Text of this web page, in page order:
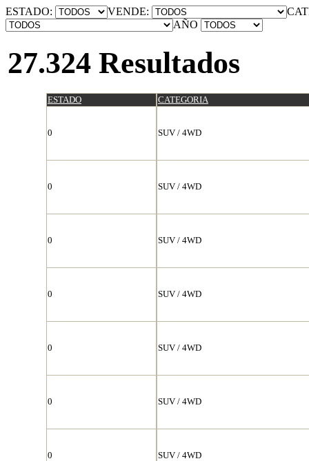
ESTADO: VENDE:
AÑO
27.324 Resultados
ESTADO CATEGORIA
0 SUV / 4WD
0 SUV / 4WD
0 SUV / 4WD
0 SUV / 4WD
0 SUV / 4WD
0 SUV / 4WD
0 SUV / 4WD